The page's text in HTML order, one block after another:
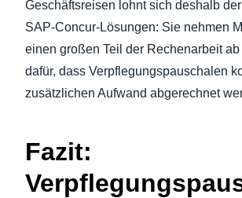
Geschäftsreisen lohnt sich deshalb
SAP-Concur-Lösungen: Sie nehmen
einen großen Teil der Rechenarbeit
dafür, dass Verpflegungspauschalen
zusätzlichen Aufwand abgerechnet
Fazit: